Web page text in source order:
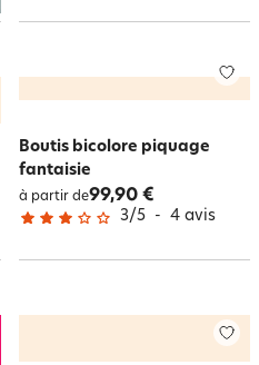
Boutis bicolore piquage
fantaisie
à partir de99,90 €
3/5 - 4 avis